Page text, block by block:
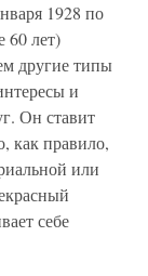
1928 по
60 лет)
другие типы
и
Он ставит
как правило,
или
себе